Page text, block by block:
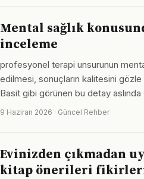
Mental sağlık
inceleme
profesyonel terapi unsurunun
edilmesi, sonuçların kalitesini
Basit gibi görünen bu detay
9 Haziran 2026 · Güncel Rehber
Evinizden çıkmadan
kitap önerileri